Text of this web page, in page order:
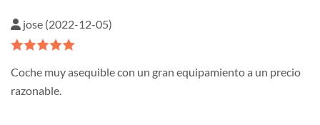
jose (2022-12-05)
Coche muy asequible con un gran equipamiento a un precio
razonable.